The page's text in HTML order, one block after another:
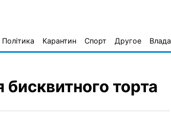
Політика Карантин Спорт Другое Влада
торта